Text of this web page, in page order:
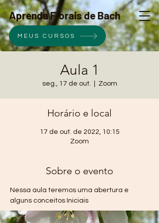
Aprenda Florais de Bach
MEUS CURSOS
Aula 1
seg., 17 de out. Zoom
Horário e local
17 de out. de 2022, 10:15
Zoom
Sobre o evento
Nessa aula teremos uma abertura e
alguns conceitos Iniciais